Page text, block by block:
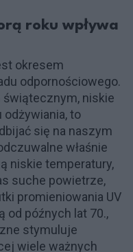
roku wpływa
okresem
odpornościowego.
niskie
to
się na naszym
właśnie
niskie temperatury,
suche powietrze,
promieniowania UV
od późnych lat 70.,
stymuluje
wiele ważnych